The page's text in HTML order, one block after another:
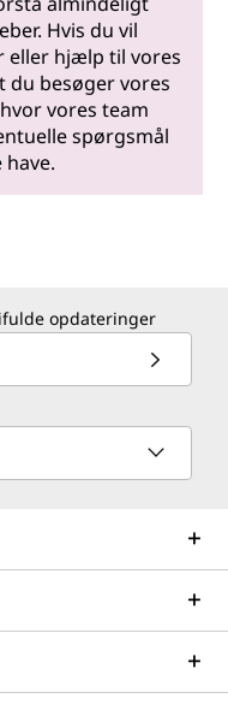
Hvis du vil
eller hjælp til vores
du besøger vores
vores team
spørgsmål
opdateringer